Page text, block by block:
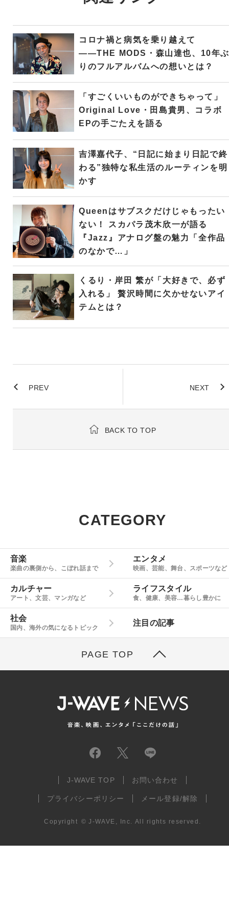
コロナ禍と病気を乗り越えて
――THE MODS・森山達也、10年ぶ
りのフルアルバムへの想いとは？
「すごくいいものができちゃって」
Original Love・田島貴男、コラボ
EPの手ごたえを語る
吉澤嘉代子、“日記に始まり日記で終
わる”独特な私生活のルーティンを明
かす
Queenはサブスクだけじゃもったい
ない！ スカパラ茂木欣一が語る
『Jazz』アナログ盤の魅力「全作品
のなかで…」
くるり・岸田 繁が「大好きで、必ず
入れる」 贅沢時間に欠かせないアイ
テムとは？
PREV NEXT
BACK TO TOP
CATEGORY
音楽
楽曲の裏側から、こぼれ話まで
エンタメ
映画、芸能、舞台、スポーツなど
カルチャー
アート、文芸、マンガなど
ライフスタイル
食、健康、美容…暮らし豊かに
社会
国内、海外の気になるトピック
注目の記事
PAGE TOP
J-WAVE TOP お問い合わせ
プライバシーポリシー メール登録/解除
Copyright © J-WAVE, Inc. All rights reserved.